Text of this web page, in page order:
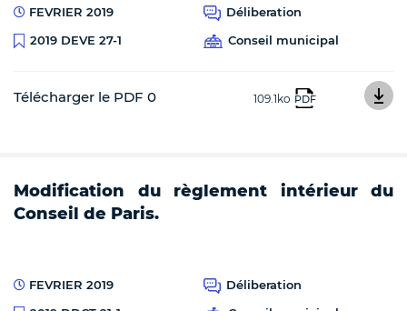
FEVRIER 2019
Déliberation
2019 DEVE 27-1
Conseil municipal
Télécharger le PDF 0 109.1ko PDF
Modification du règlement intérieur du
Conseil de Paris.
FEVRIER 2019
Déliberation